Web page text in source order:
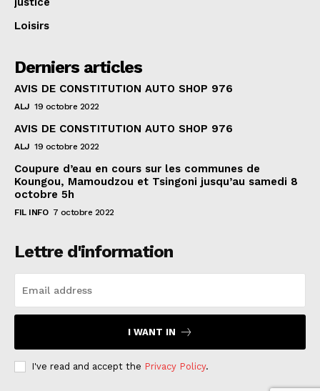
Loisirs
Derniers articles
AVIS DE CONSTITUTION AUTO SHOP 976
ALJ 19 octobre 2022
AVIS DE CONSTITUTION AUTO SHOP 976
ALJ 19 octobre 2022
Coupure d’eau en cours sur les communes de
Koungou, Mamoudzou et Tsingoni jusqu’au samedi 8
octobre 5h
FIL INFO 7 octobre 2022
Lettre d'information
I WANT IN
I've read and accept the Privacy Policy.